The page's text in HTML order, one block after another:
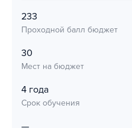
233
Проходной балл бюджет
30
Мест на бюджет
4 года
Срок обучения